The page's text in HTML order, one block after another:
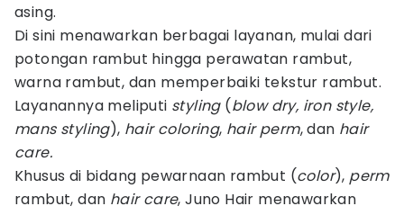
asing.
Di sini menawarkan berbagai layanan, mulai dari
potongan rambut hingga perawatan rambut,
warna rambut, dan memperbaiki tekstur rambut.
Layanannya meliputi styling(blow dry, iron style,
mans styling), hair coloring, hair perm, dan hair
care.
Khusus di bidang pewarnaan rambut (color), perm
rambut, dan hair care, Juno Hair menawarkan